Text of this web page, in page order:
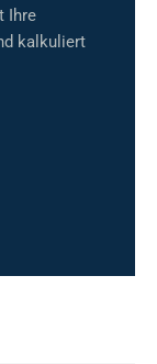
Ihre
kalkuliert